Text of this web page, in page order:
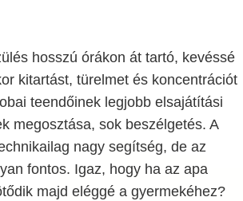
hosszú órákon át tartó, kevéssé
kitartást, türelmet és koncentrációt
teendőinek legjobb elsajátítási
megosztása, sok beszélgetés. A
nagy segítség, de az
fontos. Igaz, hogy ha az apa
majd eléggé a gyermekéhez?